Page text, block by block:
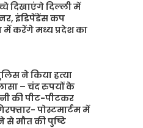
दिखाएंगे दिल्ली में
इंडिपेंडेंस कप
में करेंगे मध्य प्रदेश का
ने किया हत्या
– चंद रुपयों के
की पीट-पीटकर
पोस्टमार्टम में
से मौत की पुष्टि